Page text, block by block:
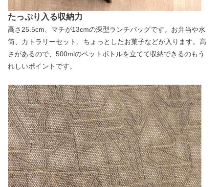
たっぷり入る収納力
高さ25.5cm、マチが13cmの深型ランチバッグです。お弁当や水
筒、カトラリーセット、ちょっとしたお菓子などが入ります。高
さがあるので、500mlのペットボトルを立てて収納できるのもう
れしいポイントです。